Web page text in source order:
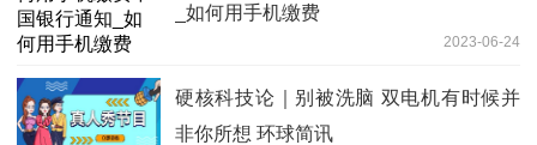
_如何用手机缴费
2023-06-24
硬核科技论｜别被洗脑 双电机有时候并
非你所想 环球简讯